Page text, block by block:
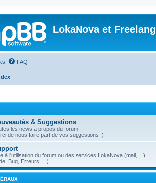
LokaNova et Freelang
FAQ
& Suggestions
les news à propos du forum
de nous faire part de vos suggestions ;)
à l'utilisation du forum ou des services LokaNova (mail, ...).
Bug, Erreurs, ...)